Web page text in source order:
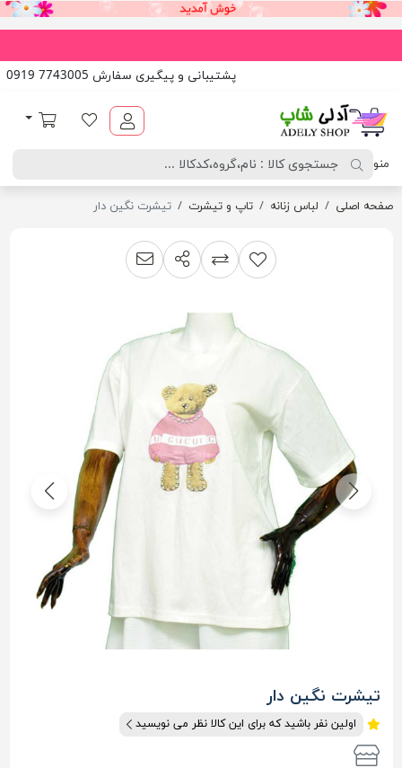
پشتیبانی و پیگیری سفارش 7743005 0919
لیست مورد علاقه
سبد خرید
منو
صفحه اصلی لباس زنانه تاپ و تیشرت تیشرت نگین دار
افزودن به لیست مقایسه
اشتراک گذاریپیشنهاد به دوست
تیشرت نگین دار
اولین نفر باشید که برای این کالا نظر می نویسید